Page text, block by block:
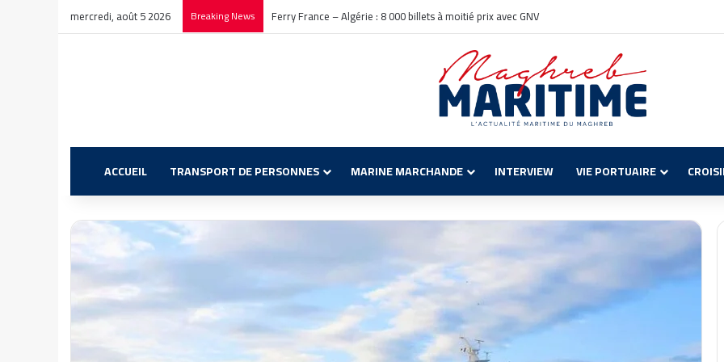
mercredi, août 5 2026 Breaking News Ferry France – Algérie : 8 000 billets à moitié prix avec GNV
ACCUEIL TRANSPORT DE PERSONNES MARINE MARCHANDE INTERVIEW VIE PORTUAIRE